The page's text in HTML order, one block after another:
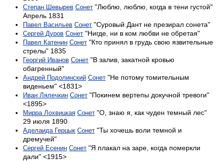
Степан Шевырев Сонет "Люблю, люблю, когда в тени густой"
Апрель 1831
Павел Васильев Сонет "Суровый Дант не презирал сонета"
Сергей Дуров Сонет "Нигде, ни в ком любви не обретая"
Павел Катенин Сонет "Кто принял в грудь свою язвительные
стрелы" 1835
Георгий Иванов Сонет "В залив, закатной кровью
обагренный"
Андрей Подолинский Сонет "Не потому томительным
виденьем" <1831>
Иван Лялечкин Сонет "Покинем вертепы докучной тревоги"
<1895>
Мирра Лохвицкая Сонет "О, знаю я, как чуден темный лес"
29 июля 1890
Аделаида Герцык Сонет "Ты хочешь воли темной и
дремучей"
Сергей Есенин Сонет "Я плакал на заре, когда померкли
дали" <1915>